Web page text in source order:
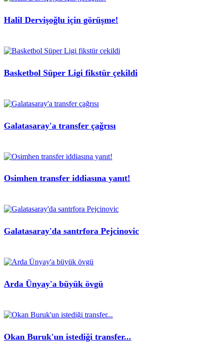
Halil Dervişoğlu için görüşme!
Basketbol Süper Ligi fikstür çekildi
Galatasaray'a transfer çağrısı
Osimhen transfer iddiasına yanıt!
Galatasaray'da santrfora Pejcinovic
Arda Ünyay'a büyük övgü
Okan Buruk'un istediği transfer...